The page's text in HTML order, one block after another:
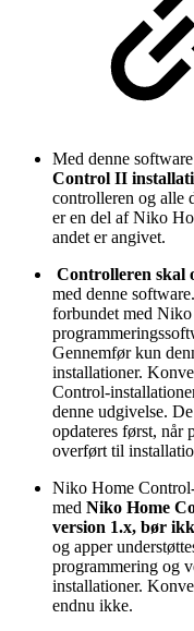
Med denne
Control II
controlleren og alle
er en del af Niko
andet er angivet.
Controlleren skal
med denne
forbundet med
Gennemfør kun
installationer.
Control-
denne udgivelse.
opdateres først, når
overført til
Niko Home
med Niko Home
version 1.x, bør
og apper
programmering og
installationer.
endnu ikke.